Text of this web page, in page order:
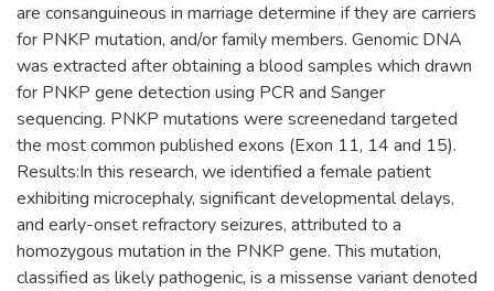
are consanguineous in marriage determine if they are carriers
for PNKP mutation, and/or family members. Genomic DNA
was extracted after obtaining a blood samples which drawn
for PNKP gene detection using PCR and Sanger
sequencing. PNKP mutations were screenedand targeted
the most common published exons (Exon 11, 14 and 15).
Results:In this research, we identified a female patient
exhibiting microcephaly, significant developmental delays,
and early-onset refractory seizures, attributed to a
homozygous mutation in the PNKP gene. This mutation,
classified as likely pathogenic, is a missense variant denoted